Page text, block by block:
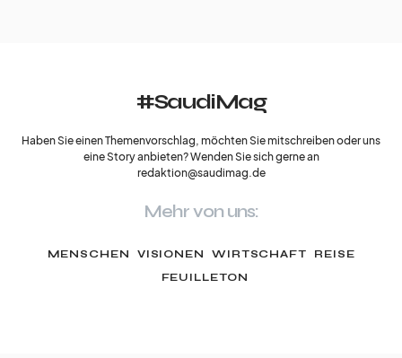
#SaudiMag
Haben Sie einen Themenvorschlag, möchten Sie mitschreiben oder uns
eine Story anbieten? Wenden Sie sich gerne an
redaktion@saudimag.de
Mehr von uns:
MENSCHEN VISIONEN WIRTSCHAFT
REISE
FEUILLETON